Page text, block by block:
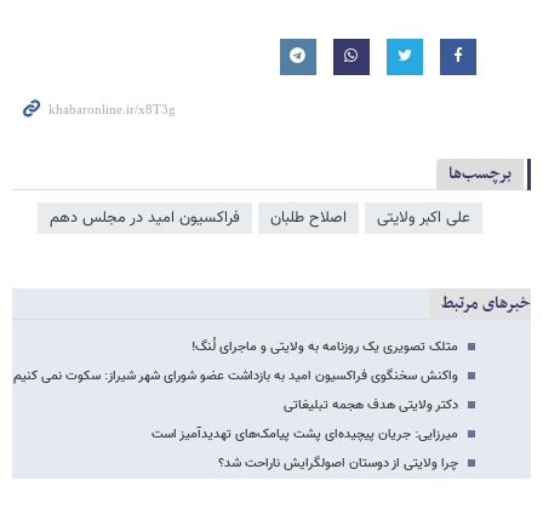
برچسب‌ها
علی اکبر ولایتی اصلاح طلبان فراکسیون امید در مجلس دهم
خبرهای مرتبط
متلک تصویری یک روزنامه به ولایتی و ماجرای لُنگ!
واکنش سخنگوی فراکسیون امید به بازداشت عضو شورای شهر شیراز: سکوت نمی کنیم
دکتر ولایتی هدف هجمه تبلیغاتی
میرزایی: جریان پیچیده‌ای پشت پیامک‌های تهدیدآمیز است
چرا ولایتی از دوستان اصولگرایش ناراحت شد؟